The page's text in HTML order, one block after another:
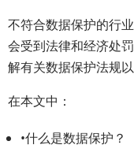
不符合数据保护的行
会受到法律和经济处
解有关数据保护法规
在本文中：
•什么是数据保护？